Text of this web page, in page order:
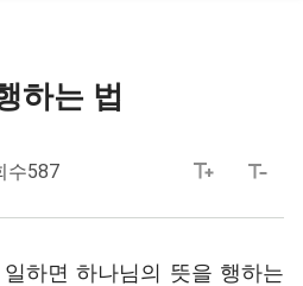
하는 법
수587
하면 하나님의 뜻을 행하는